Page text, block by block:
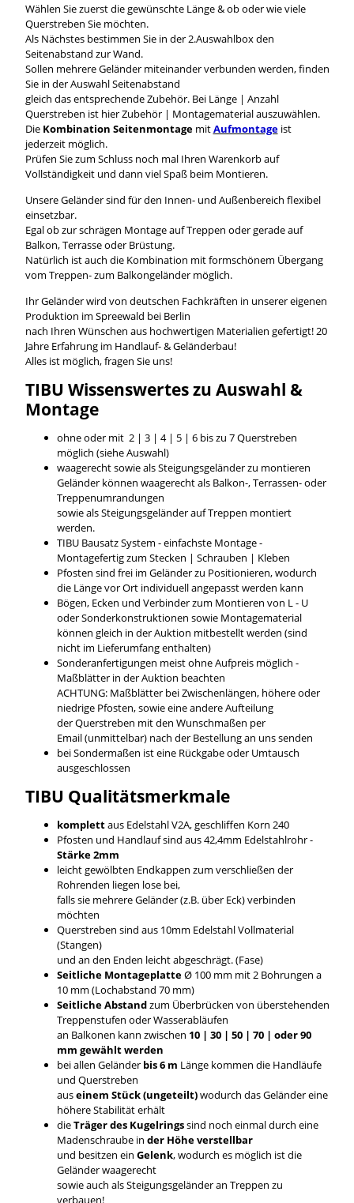
Wählen Sie zuerst die gewünschte Länge & ob oder wie viele
Querstreben Sie möchten.
Als Nächstes bestimmen Sie in der 2.Auswahlbox den
Seitenabstand zur Wand.
Sollen mehrere Geländer miteinander verbunden werden, finden
Sie in der Auswahl Seitenabstand
gleich das entsprechende Zubehör. Bei Länge | Anzahl
Querstreben ist hier Zubehör | Montagematerial auszuwählen.
Die Kombination Seitenmontage mitAufmontageist
jederzeit möglich.
Prüfen Sie zum Schluss noch mal Ihren Warenkorb auf
Vollständigkeit und dann viel Spaß beim Montieren.
Unsere Geländer sind für den Innen- und Außenbereich flexibel
einsetzbar.
Egal ob zur schrägen Montage auf Treppen oder gerade auf
Balkon, Terrasse oder Brüstung.
Natürlich ist auch die Kombination mit formschönem Übergang
vom Treppen- zum Balkongeländer möglich.
Ihr Geländer wird von deutschen Fachkräften in unserer eigenen
Produktion im Spreewald bei Berlin
nach Ihren Wünschen aus hochwertigen Materialien gefertigt! 20
Jahre Erfahrung im Handlauf- & Geländerbau!
Alles ist möglich, fragen Sie uns!
TIBU Wissenswerteszu Auswahl &
Montage
ohne oder mit 2 | 3 | 4 | 5 | 6 bis zu 7 Querstreben
möglich (siehe Auswahl)
waagerecht sowie als Steigungsgeländer zu montieren
Geländer können waagerecht als Balkon-, Terrassen- oder
Treppenumrandungen
sowie als Steigungsgeländer auf Treppen montiert
werden.
TIBU Bausatz System - einfachste Montage -
Montagefertig zum Stecken | Schrauben | Kleben
Pfosten sind frei im Geländer zu Positionieren, wodurch
die Länge vor Ort individuell angepasst werden kann
Bögen, Ecken und Verbinder zum Montieren von L - U
oder Sonderkonstruktionen sowie Montagematerial
können gleich in der Auktion mitbestellt werden (sind
nicht im Lieferumfang enthalten)
Sonderanfertigungen meist ohne Aufpreis möglich -
Maßblätter in der Auktion beachten
ACHTUNG: Maßblätter bei Zwischenlängen, höhere oder
niedrige Pfosten, sowie eine andere Aufteilung
der Querstreben mit den Wunschmaßen per
Email (unmittelbar) nach der Bestellung an uns senden
bei Sondermaßen ist eine Rückgabe oder Umtausch
ausgeschlossen
TIBU Qualitätsmerkmale
komplettaus Edelstahl V2A, geschliffen Korn 240
Pfosten und Handlauf sind aus 42,4mm Edelstahlrohr -
Stärke 2mm
leicht gewölbten Endkappen zum verschließen der
Rohrenden liegen lose bei,
falls sie mehrere Geländer (z.B. über Eck) verbinden
möchten
Querstreben sind aus 10mm Edelstahl Vollmaterial
(Stangen)
und an den Enden leicht abgeschrägt. (Fase)
Seitliche MontageplatteØ 100 mm mit 2 Bohrungen a
10 mm (Lochabstand 70 mm)
Seitliche Abstandzum Überbrücken von überstehenden
Treppenstufen oder Wasserabläufen
an Balkonen kann zwischen 10 | 30 | 50 | 70 | oder 90
mm gewählt werden
bei allen Geländer bis 6 m Länge kommen die Handläufe
und Querstreben
auseinem Stück (ungeteilt)wodurch das Geländer eine
höhere Stabilität erhält
dieTräger des Kugelringssind noch einmal durch eine
Madenschraube in der Höhe verstellbar
und besitzen ein Gelenk, wodurch es möglich ist die
Geländer waagerecht
sowie auch als Steigungsgeländer an Treppen zu
verbauen!